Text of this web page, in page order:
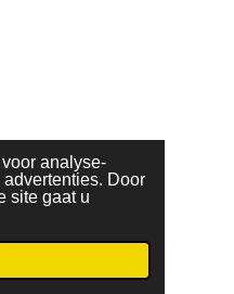
analyse-
Door
site gaat u